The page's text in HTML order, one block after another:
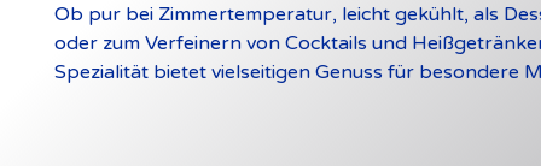
Ob pur bei Zimmertemperatur, leicht gekühlt, als
oder zum Verfeinern von Cocktails und
Spezialität bietet vielseitigen Genuss für besondere